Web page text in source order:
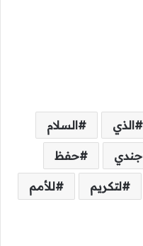
الذي السلام
جندي حفظ
لتكريم للأمم